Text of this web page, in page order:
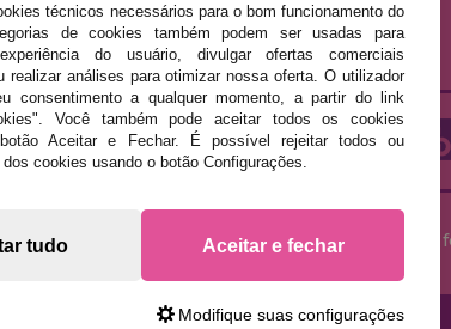
JOGOS DE TABULEIRO
peninsular, desde que a encomenda seja
técnicos necessários para o bom funcionamento do
de cookies também podem ser usadas para
do usuário, divulgar ofertas comerciais
realizar análises para otimizar nossa oferta. O utilizador
consentimento a qualquer momento, a partir do link
Você também pode aceitar todos os cookies
Aceitar e Fechar. É possível rejeitar todos ou
cookies usando o botão Configurações.
tudo Aceitar e fechar
Modifique suas configurações